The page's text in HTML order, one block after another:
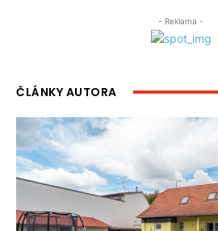
- Reklama -
ČLÁNKY AUTORA